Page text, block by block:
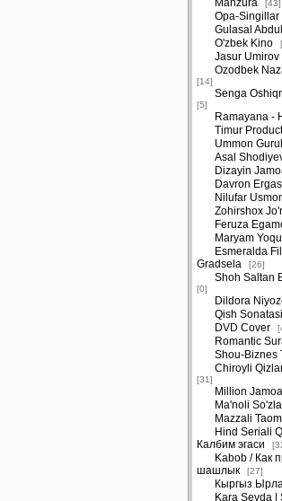
Manzura [43]
Opa-Singillar
Gulasal
O'zbek Kino
Jasur Umirov
Ozodbek
[14]
Senga
[5]
Ramayana -
Timur
Ummon
Asal
Dizayin
Davron
Nilufar
Zohirshox
Feruza
Maryam
Esmeralda
Gradsela
[26]
Shoh Saltan
[0]
Dildora
Qish Sonatasi
DVD Cover
Romantic
Shou-Biznes
Chiroyli
[31]
Million
Ma'noli
Mazzali
Hind Seriali
Калбим эгаси
Kabob / Как
шашлык
[27]
Кыргыз
Kara Sevda |